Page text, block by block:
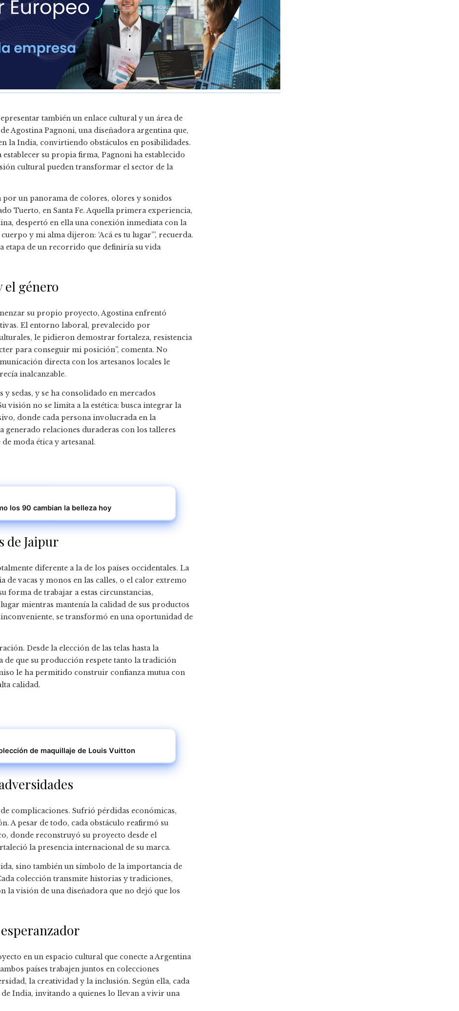
también un enlace cultural y un área de
Agostina Pagnoni, una diseñadora argentina que,
la India, convirtiendo obstáculos en posibilidades.
su propia firma, Pagnoni ha establecido
cultural pueden transformar el sector de la
un panorama de colores, olores y sonidos
Tuerto, en Santa Fe. Aquella primera experiencia,
despertó en ella una conexión inmediata con la
y mi alma dijeron: ‘Acá es tu lugar’”, recuerda.
etapa de un recorrido que definiría su vida
el género
su propio proyecto, Agostina enfrentó
El entorno laboral, prevalecido por
le pidieron demostrar fortaleza, resistencia
para conseguir mi posición”, comenta. No
directa con los artesanos locales le
inalcanzable.
sedas, y se ha consolidado en mercados
visión no se limita a la estética: busca integrar la
donde cada persona involucrada en la
generado relaciones duraderas con los talleres
moda ética y artesanal.
los 90 cambian la belleza hoy
de Jaipur
diferente a la de los países occidentales. La
vacas y monos en las calles, o el calor extremo
forma de trabajar a estas circunstancias,
mientras mantenía la calidad de sus productos
se transformó en una oportunidad de
Desde la elección de las telas hasta la
de que su producción respete tanto la tradición
le ha permitido construir confianza mutua con
calidad.
de maquillaje de Louis Vuitton
complicaciones. Sufrió pérdidas económicas,
A pesar de todo, cada obstáculo reafirmó su
donde reconstruyó su proyecto desde el
la presencia internacional de su marca.
sino también un símbolo de la importancia de
colección transmite historias y tradiciones,
la visión de una diseñadora que no dejó que los
en un espacio cultural que conecte a Argentina
países trabajen juntos en colecciones
la creatividad y la inclusión. Según ella, cada
India, invitando a quienes lo llevan a vivir una